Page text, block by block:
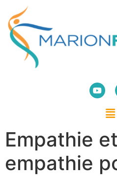
Empathie
empathie